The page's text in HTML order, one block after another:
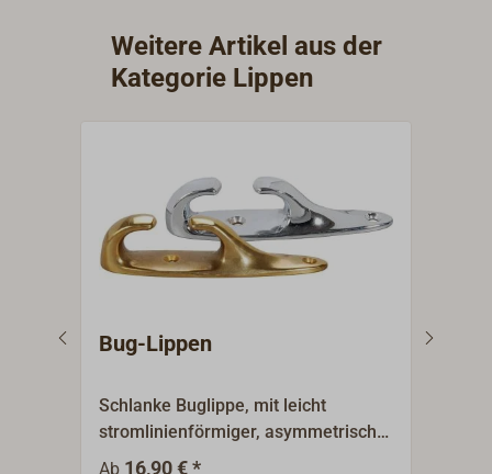
Weitere Artikel aus der
Kategorie Lippen
Bug-Lippen
Schlanke Buglippe, mit leicht
stromlinienförmiger, asymmetrischer
Grundplatte.Messing poliert oder
Ab 16,90 € *